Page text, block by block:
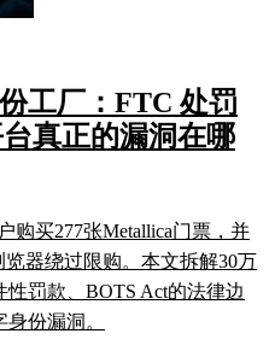
工厂：FTC 处罚
真正的漏洞在哪
购买277张Metallica门票，并
器绕过限购。本文拆解30万
罚款、BOTS Act的法律边
份漏洞。